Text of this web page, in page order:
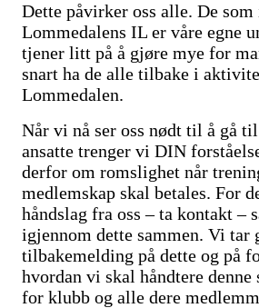
Dette påvirker oss alle. De
Lommedalens IL er våre egne
tjener litt på å gjøre mye for
snart ha de alle tilbake i
Lommedalen.
Når vi nå ser oss nødt til å gå
ansatte trenger vi DIN
derfor om romslighet når
medlemskap skal betales. For
håndslag fra oss – ta kontakt –
igjennom dette sammen. Vi tar
tilbakemelding på dette og på
hvordan vi skal håndtere
for klubb og alle dere